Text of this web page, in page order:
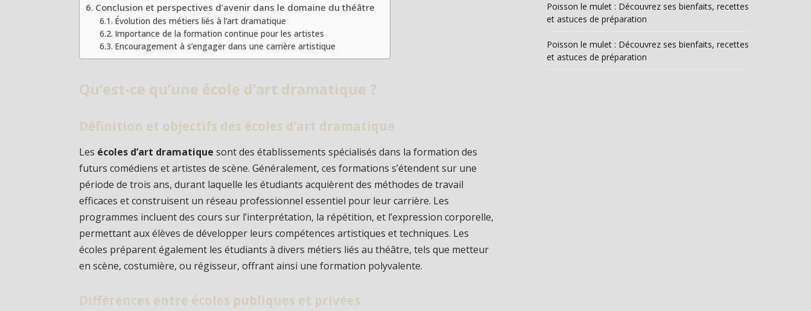
Conclusion et perspectives d’avenir dans le domaine du théâtre
Évolution des métiers liés à l’art dramatique
Importance de la formation continue pour les artistes
Encouragement à s’engager dans une carrière artistique
Qu’est-ce qu’une école d’art dramatique ?
Définition et objectifs des écoles d’art dramatique
Les écoles d’art dramatique sont des établissements spécialisés dans la formation des
futurs comédiens et artistes de scène. Généralement, ces formations s’étendent sur une
période de trois ans, durant laquelle les étudiants acquièrent des méthodes de travail
efficaces et construisent un réseau professionnel essentiel pour leur carrière. Les
programmes incluent des cours sur l’interprétation, la répétition, et l’expression corporelle,
permettant aux élèves de développer leurs compétences artistiques et techniques. Les
écoles préparent également les étudiants à divers métiers liés au théâtre, tels que metteur
en scène, costumière, ou régisseur, offrant ainsi une formation polyvalente.
Différences entre écoles publiques et privées
Poisson le mulet : Découvrez ses bienfaits, recettes
et astuces de préparation
Poisson le mulet : Découvrez ses bienfaits, recettes
et astuces de préparation